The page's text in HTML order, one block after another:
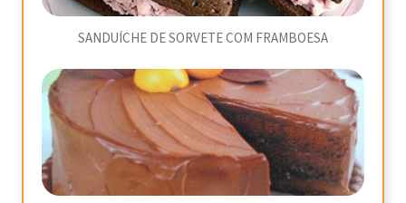
SANDUÍCHE DE SORVETE COM FRAMBOESA